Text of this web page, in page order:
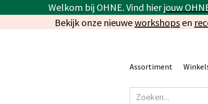
Welkom bij OHNE. Vind hierjouw
Bekijk onze nieuweworkshops en
Assortiment